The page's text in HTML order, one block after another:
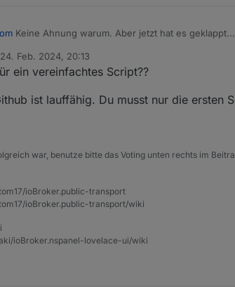
Keine Ahnung warum. Aber jetzt hat es geklappt.
24. Feb. 2024, 20:13
von
ein vereinfachtes Script??
ist lauffähig. Du musst nur die ersten
war, benutze bitte das Voting unten rechts im
ioBroker.public-transport
ioBroker.public-transport/wiki
ioBroker.nspanel-lovelace-ui/wiki